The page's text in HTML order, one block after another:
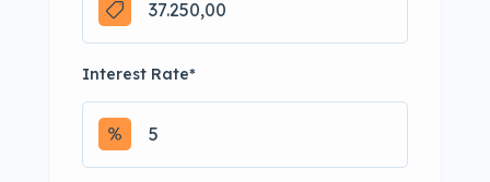
Interest Rate*